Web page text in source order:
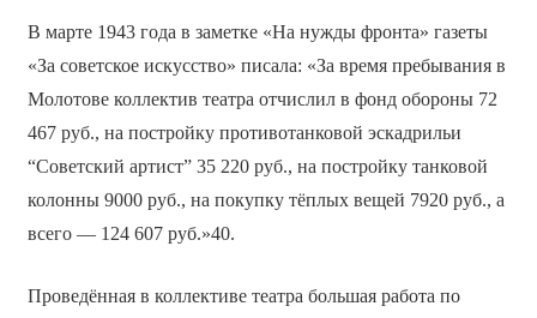
В марте 1943 года в заметке «На нужды фронта» газеты
«За советское искусство» писала: «За время пребывания в
Молотове коллектив театра отчислил в фонд обороны 72
467 руб., на постройку противотанковой эскадрильи
“Советский артист” 35 220 руб., на постройку танковой
колонны 9000 руб., на покупку тёплых вещей 7920 руб., а
всего — 124 607 руб.»40.
Проведённая в коллективе театра большая работа по